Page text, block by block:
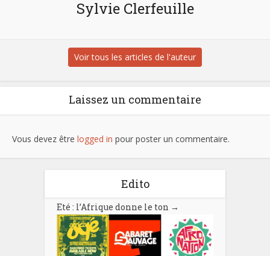
Sylvie Clerfeuille
Voir tous les articles de l'auteur
Laissez un commentaire
Vous devez être logged in pour poster un commentaire.
Edito
Eté : l’Afrique donne le ton →